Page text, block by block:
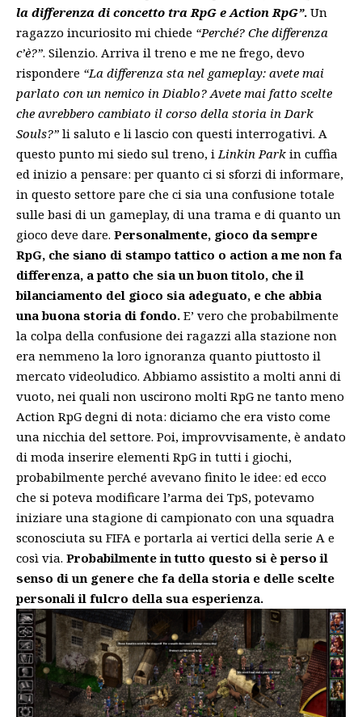
la differenza di concetto tra RpG e Action RpG”. Un
ragazzo incuriosito mi chiede “Perché? Che differenza
c’è?”. Silenzio. Arriva il treno e me ne frego, devo
rispondere “La differenza sta nel gameplay: avete mai
parlato con un nemico in Diablo? Avete mai fatto scelte
che avrebbero cambiato il corso della storia in Dark
Souls?” li saluto e li lascio con questi interrogativi. A
questo punto mi siedo sul treno, iLinkin Park in cuffia
ed inizio a pensare: per quanto ci si sforzi di informare,
in questo settore pare che ci sia una confusione totale
sulle basi di un gameplay, di una trama e di quanto un
gioco deve dare. Personalmente, gioco da sempre
RpG, che siano di stampo tattico o action a me non fa
differenza, a patto che sia un buon titolo, che il
bilanciamento del gioco sia adeguato, e che abbia
una buona storia di fondo. E’ vero che probabilmente
la colpa della confusione dei ragazzi alla stazione non
era nemmeno la loro ignoranza quanto piuttosto il
mercato videoludico. Abbiamo assistito a molti anni di
vuoto, nei quali non uscirono molti RpG ne tanto meno
Action RpG degni di nota: diciamo che era visto come
una nicchia del settore. Poi, improvvisamente, è andato
di moda inserire elementi RpG in tutti i giochi,
probabilmente perché avevano finito le idee: ed ecco
che si poteva modificare l’arma dei TpS, potevamo
iniziare una stagione di campionato con una squadra
sconosciuta su FIFA e portarla ai vertici della serie A e
così via. Probabilmente in tutto questo si è perso il
senso di un genere che fa della storia e delle scelte
personali il fulcro della sua esperienza.